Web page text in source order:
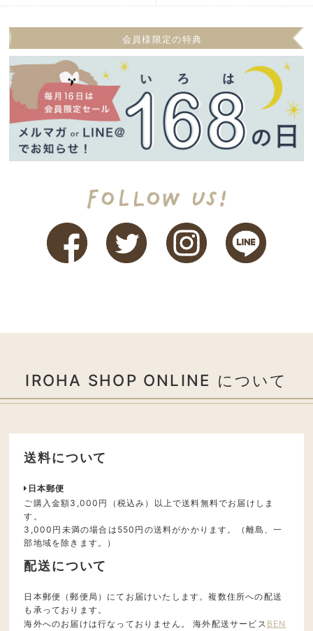
会員様限定の特典
IROHA SHOP ONLINE について
送料について
日本郵便
ご購入金額3,000円（税込み）以上で送料無料でお届けしま
す。
3,000円未満の場合は550円の送料がかかります。（離島、一
部地域を除きます。）
配送について
日本郵便（郵便局）にてお届けいたします。複数住所への配送
も承っております。
海外へのお届けは行なっておりません。 海外配送サービス BEN